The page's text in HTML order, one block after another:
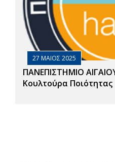
27 ΜΑΙΟΣ 2025
ΠΑΝΕΠΙΣΤΗΜΙΟ
Κουλτούρα Ποιότητας